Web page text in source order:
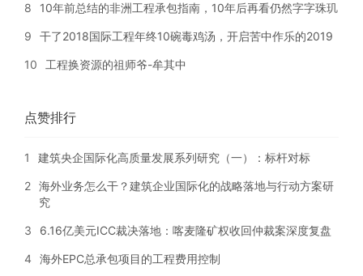
8 10年前总结的非洲工程承包指南，10年后再看仍然字字珠玑
9 干了2018国际工程年终10碗毒鸡汤，开启苦中作乐的2019
10 工程换资源的祖师爷-牟其中
点赞排行
1 建筑央企国际化高质量发展系列研究（一）：标杆对标
2 海外业务怎么干？建筑企业国际化的战略落地与行动方案研
究
3 6.16亿美元ICC裁决落地：喀麦隆矿权收回仲裁案深度复盘
4 海外EPC总承包项目的工程费用控制